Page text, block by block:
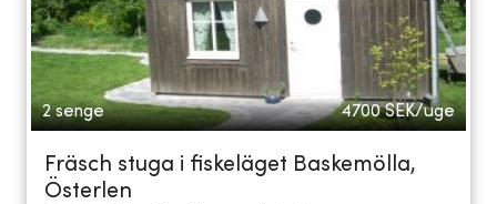
2 senge 4700 SEK/uge
Fräsch stuga i fiskeläget Baskemölla,
Österlen